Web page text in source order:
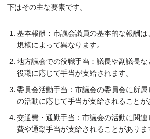
下はその主な要素です。
基本報酬：市議会議員の基本的な報酬
規模によって異なります。
地方議会での役職手当：議長や副議長
役職に応じて手当が支給されます。
委員会活動手当：市議会の委員会に所属
の活動に応じて手当が支給されることが
交通費・通勤手当：市議会の活動に関連
費や通勤手当が支給されることがありま